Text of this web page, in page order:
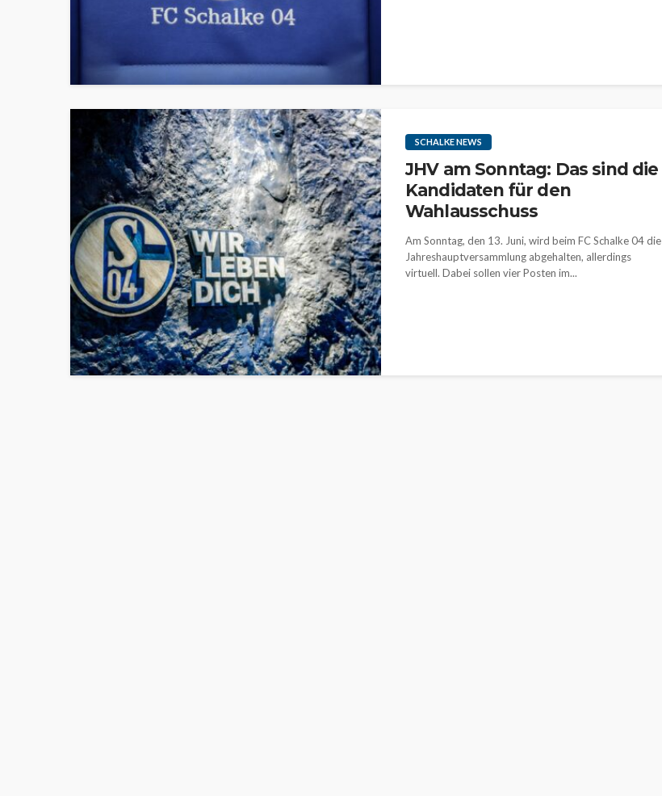
SCHALKE NEWS
JHV am Sonntag: Das sind die
Kandidaten für den
Wahlausschuss
Am Sonntag, den 13. Juni, wird beim FC Schalke 04 die
Jahreshauptversammlung abgehalten, allerdings
virtuell. Dabei sollen vier Posten im...